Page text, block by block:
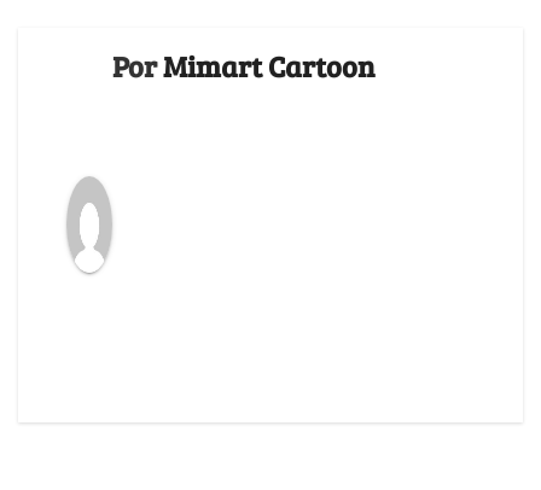
PorMimart Cartoon